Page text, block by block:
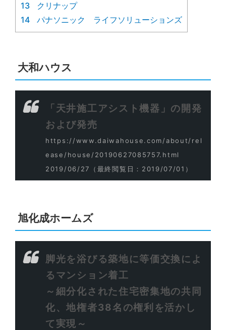
13
クリナップ
14
パナソニック ライフソリューションズ
大和ハウス
「天井施工アシスト機器」の開発
および発売
https://www.daiwahouse.com/about/rel
ease/house/20190627085757.html
2019/06/27
（最終閲覧日：2019/07/01）
旭化成ホームズ
脚光を浴びる築地に等価交換によ
るマンション着工
～細分化された住宅密集地の共同
化、地権者38名の権利を活かし
て実現～